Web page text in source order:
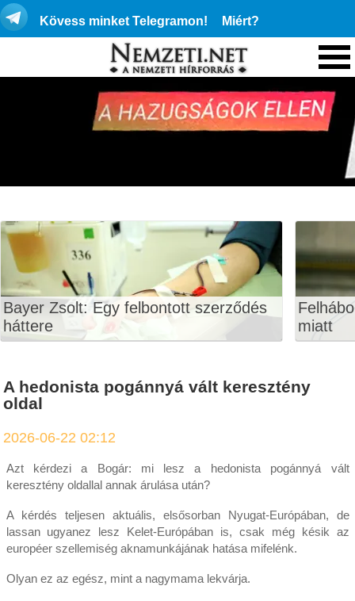
Kövess minket Telegramon! Miért?
Bayer Zsolt: Egy felbontott szerződés
háttere
miatt
A hedonista pogánnyá vált keresztény
oldal
2026-06-22 02:12
Azt kérdezi a Bogár: mi lesz a hedonista pogánnyá vált
keresztény oldallal annak árulása után?
A kérdés teljesen aktuális, elsősorban Nyugat-Európában, de
lassan ugyanez lesz Kelet-Európában is, csak még késik az
européer szellemiség aknamunkájának hatása mifelénk.
Olyan ez az egész, mint a nagymama lekvárja.